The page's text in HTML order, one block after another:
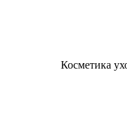
Косметика